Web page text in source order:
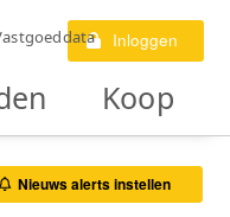
Inloggen
Koop
Nieuws alerts instellen